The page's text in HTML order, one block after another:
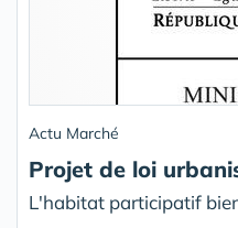
Actu Marché
Projet de loi
L'habitat participatif